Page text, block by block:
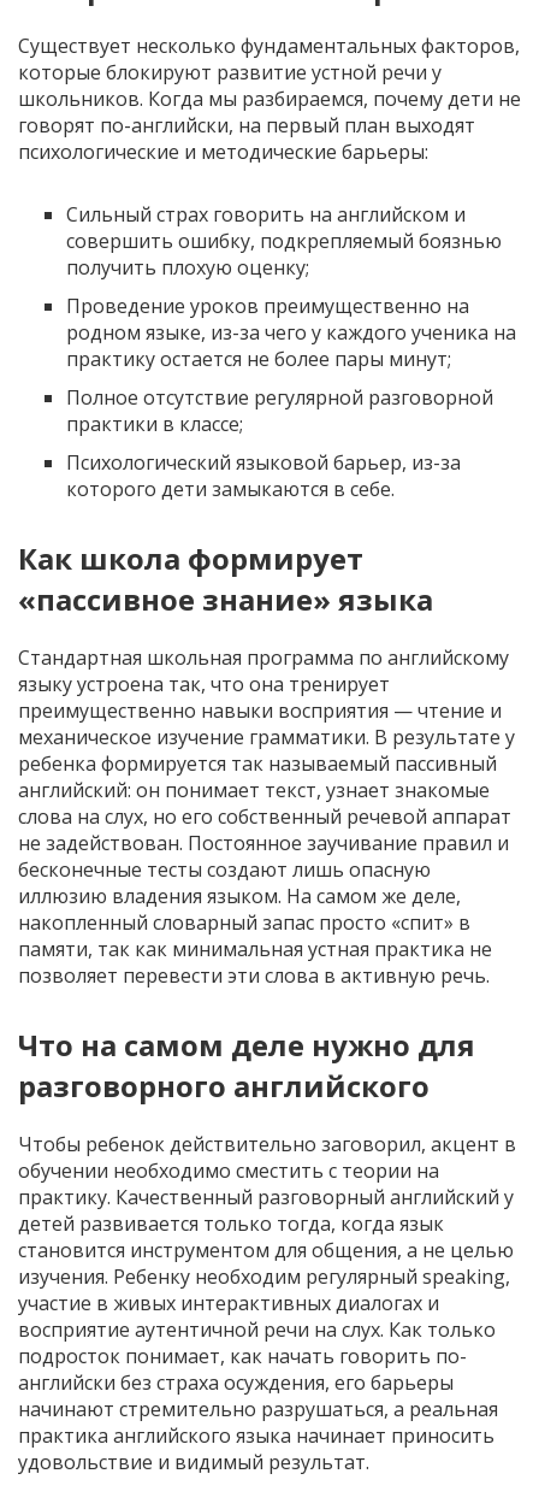
Существует несколько фундаментальных факторов,
которые блокируют развитие устной речи у
школьников. Когда мы разбираемся, почему дети не
говорят по-английски, на первый план выходят
психологические и методические барьеры:
Сильный страх говорить на английском и
совершить ошибку, подкрепляемый боязнью
получить плохую оценку;
Проведение уроков преимущественно на
родном языке, из-за чего у каждого ученика на
практику остается не более пары минут;
Полное отсутствие регулярной разговорной
практики в классе;
Психологический языковой барьер, из-за
которого дети замыкаются в себе.
Как школа формирует
«пассивное знание» языка
Стандартная школьная программа по английскому
языку устроена так, что она тренирует
преимущественно навыки восприятия — чтение и
механическое изучение грамматики. В результате у
ребенка формируется так называемый пассивный
английский: он понимает текст, узнает знакомые
слова на слух, но его собственный речевой аппарат
не задействован. Постоянное заучивание правил и
бесконечные тесты создают лишь опасную
иллюзию владения языком. На самом же деле,
накопленный словарный запас просто «спит» в
памяти, так как минимальная устная практика не
позволяет перевести эти слова в активную речь.
Что на самом деле нужно для
разговорного английского
Чтобы ребенок действительно заговорил, акцент в
обучении необходимо сместить с теории на
практику. Качественный разговорный английский у
детей развивается только тогда, когда язык
становится инструментом для общения, а не целью
изучения. Ребенку необходим регулярный speaking,
участие в живых интерактивных диалогах и
восприятие аутентичной речи на слух. Как только
подросток понимает, как начать говорить по-
английски без страха осуждения, его барьеры
начинают стремительно разрушаться, а реальная
практика английского языка начинает приносить
удовольствие и видимый результат.